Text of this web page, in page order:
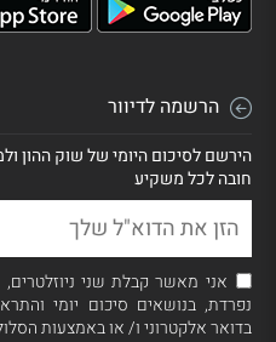
הרשמה לדיוור
הירשם לסיכום היומי של שוק ההון
חובה לכל משקיע
אני מאשר קבלת שני
נפרדת, בנושאים סיכום יומי
בדואר אלקטרוני ו/ או באמצעות